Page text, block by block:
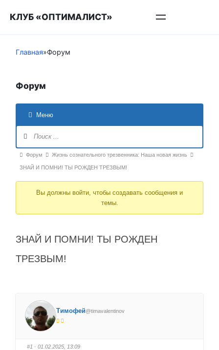
КЛУБ «ОПТИМАЛИСТ»
Главная»Форум
Форум
Меню
Форума
Форум
breadcrumbs
Форум Жизнь сознательного трезвенника: Наша новая жизнь
ЗНАЙ И ПОМНИ! ТЫ РОЖДЕН ТРЕЗВЫМ!
Вы должны войти, чтобы создавать сообщения и
темы.
ЗНАЙ И ПОМНИ! ТЫ РОЖДЕН
ТРЕЗВЫМ!
Тимофей@timavalentinov
#1 · 01.02.2025, 13:09